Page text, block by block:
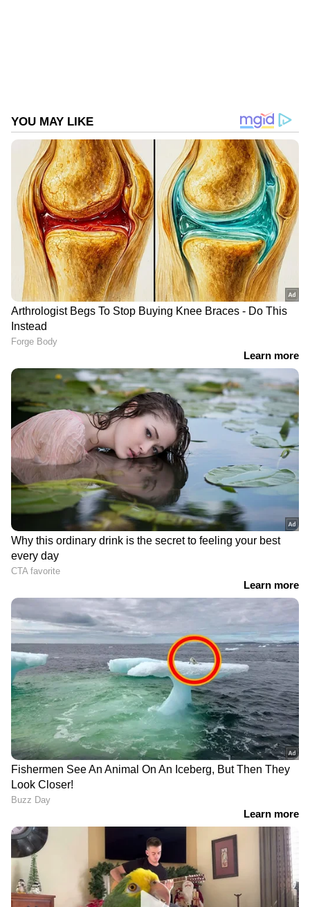
DOWNLOAD APP
ഇന്ത്യയിലെയും ലോകമെമ്പാടുമുള്ള എല്ലാ
ഏഷ്യാനെറ്റ് ന്യൂസ് വാർത്തകൾ.Malayalam
News തത്സമയ അപ്‌ഡേറ്റുകളും
ആഴത്തിലുള്ള വിശകലനവും സമഗ്രമായ
റിപ്പോർട്ടിംഗും — എല്ലാം ഒരൊറ്റ സ്ഥലത്ത്.
ഏത് സമയത്തും, എവിടെയും
വിശ്വസനീയമായ വാർത്തകൾ ലഭിക്കാൻ
Asianet News Malayalam
RECOMMENDED STORIES